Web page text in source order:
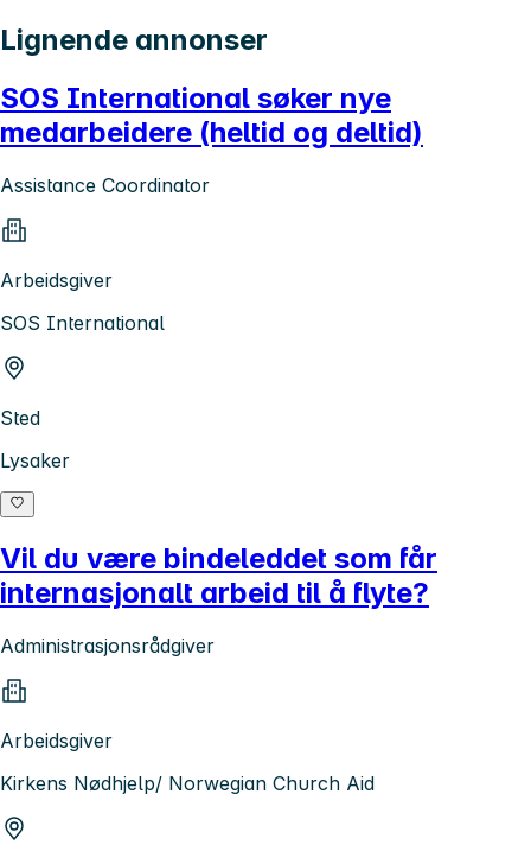
Lignende annonser
SOS International søker nye
medarbeidere (heltid og deltid)
Assistance Coordinator
Arbeidsgiver
SOS International
Sted
Lysaker
Vil du være bindeleddet som får
internasjonalt arbeid til å flyte?
Administrasjonsrådgiver
Arbeidsgiver
Kirkens Nødhjelp/ Norwegian Church Aid